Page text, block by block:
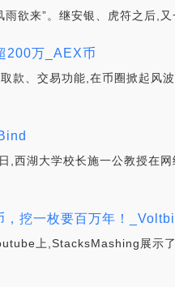
欲来”。继安银、虎符之后,
200万_AEX币
款、交易功能,在币圈掀起
,西湖大学校长施一公教授在
，挖一枚要百万年！
上,StacksMashing展示